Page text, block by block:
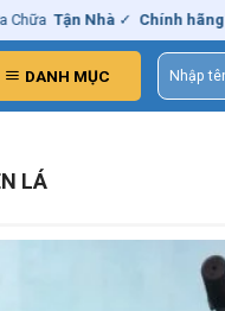
Tận Nhà ✓ Chính hãng – Xuất
DANH MỤC
Tìm
kiếm:
LÁ